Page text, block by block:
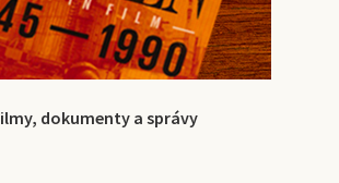
dokumenty a správy